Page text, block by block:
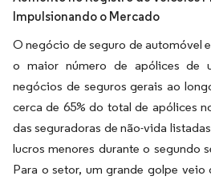
Impulsionando o Mercado
O negócio de seguro de automóvel
o maior número de apólices de
negócios de seguros gerais ao
cerca de 65% do total de apólices
das seguradoras de não-vida
lucros menores durante o segundo
Para o setor, um grande golpe veio